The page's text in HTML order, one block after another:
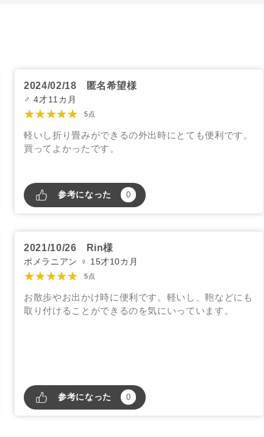
2024/02/18 匿名希望様
♂ 4才11カ月
★★★★★ 5点
軽いし折り畳みができるの外出時にとても便利です。
買ってよかったです。
参考になった 0
2021/10/26 Rin様
ポメラニアン ♀ 15才10カ月
★★★★★ 5点
お散歩やお出かけ時に便利です。軽いし、鞄などにも
取り付けることができるのを気にいっています。
参考になった 0